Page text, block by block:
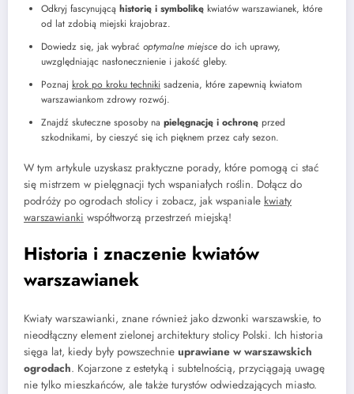
Odkryj fascynującą historię i symbolikę kwiatów warszawianek, które
od lat zdobią miejski krajobraz.
Dowiedz się, jak wybrać optymalne miejsce do ich uprawy,
uwzględniając nasłonecznienie i jakość gleby.
Poznaj krok po kroku techniki sadzenia, które zapewnią kwiatom
warszawiankom zdrowy rozwój.
Znajdź skuteczne sposoby na pielęgnację i ochronę przed
szkodnikami, by cieszyć się ich pięknem przez cały sezon.
W tym artykule uzyskasz praktyczne porady, które pomogą ci stać
się mistrzem w pielęgnacji tych wspaniałych roślin. Dołącz do
podróży po ogrodach stolicy i zobacz, jak wspaniale kwiaty
warszawianki współtworzą przestrzeń miejską!
Historia i znaczenie kwiatów
warszawianek
Kwiaty warszawianki, znane również jako dzwonki warszawskie, to
nieodłączny element zielonej architektury stolicy Polski. Ich historia
sięga lat, kiedy były powszechnie uprawiane w warszawskich
ogrodach. Kojarzone z estetyką i subtelnością, przyciągają uwagę
nie tylko mieszkańców, ale także turystów odwiedzających miasto.